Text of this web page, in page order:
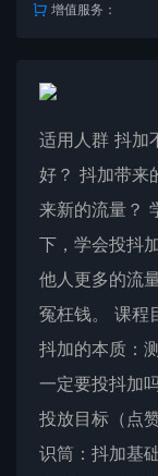
增值服务：
适用人群 抖加
好？ 抖加带来
来新的流量？
下，学会投抖
他人更多的流
冤枉钱。 课程
抖加的本质：
一定要投抖加
投放目标（点
识筒：抖加基